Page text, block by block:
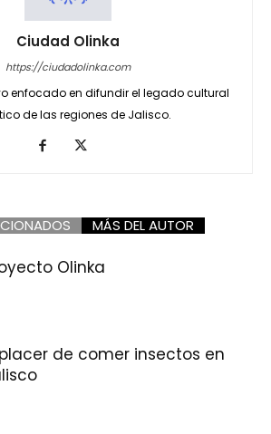
Ciudad Olinka
https://ciudadolinka.com
enfocado en difundir el legado cultural
de las regiones de Jalisco.
MÁS DEL AUTOR
Olinka
placer de comer insectos en